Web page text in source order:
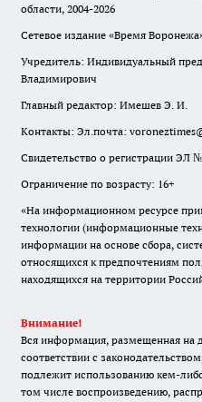
области, 2004-2026
Сетевое издание «Время
Учредитель: Индивидуальный
Владимирович
Главный редактор: Имешев Э. И.
Контакты: Эл.почта:
Свидетельство о регистрации ЭЛ
Ограничение по возрасту: 16+
«На информационном ресурсе
технологии (информационные
информации на основе сбора,
относящихся к предпочтениям
находящихся на территории
Внимание!
Вся информация, размещенная на
соответствии с
подлежит использованию кем-
том числе воспроизведению,